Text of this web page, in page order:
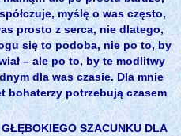
myślę o was często,
prosto z serca, nie dlatego,
się to podoba, nie po to, by
– ale po to, by te modlitwy
dla was czasie. Dla mnie
bohaterzy potrzebują czasem
SZACUNKU DLA